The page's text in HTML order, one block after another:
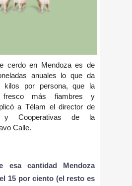
cerdo en Mendoza es de
anuales lo que da
por persona, que la
fresco más fiambres y
a Télam el director de
y Cooperativas de la
Calle.
esa cantidad Mendoza
15 por ciento (el resto es